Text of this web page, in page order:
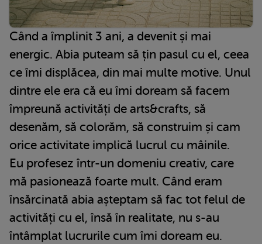
Când a împlinit 3 ani, a devenit și mai
energic. Abia puteam să țin pasul cu el, ceea
ce îmi displăcea, din mai multe motive. Unul
dintre ele era că eu îmi doream să facem
împreună activități de arts&crafts, să
desenăm, să colorăm, să construim și cam
orice activitate implică lucrul cu mâinile.
Eu profesez într-un domeniu creativ, care
mă pasionează foarte mult. Când eram
însărcinată abia așteptam să fac tot felul de
activități cu el, însă în realitate, nu s-au
întâmplat lucrurile cum îmi doream eu.